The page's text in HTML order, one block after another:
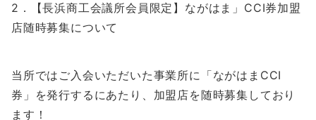
2．【長浜商工会議所会員限定】ながはま」CCI券加盟
店随時募集について
当所ではご入会いただいた事業所に「ながはまCCI
券」を発行するにあたり、加盟店を随時募集しており
ます！